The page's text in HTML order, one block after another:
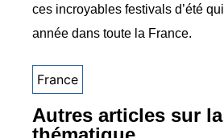
ces incroyables festivals d’été
année dans toute la France.
France
Autres articles sur la